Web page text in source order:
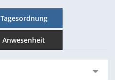
Tagesordnung
Anwesenheit